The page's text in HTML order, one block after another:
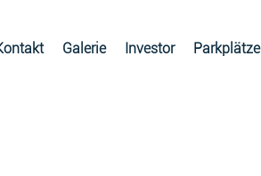
Galerie Investor Parkplätze